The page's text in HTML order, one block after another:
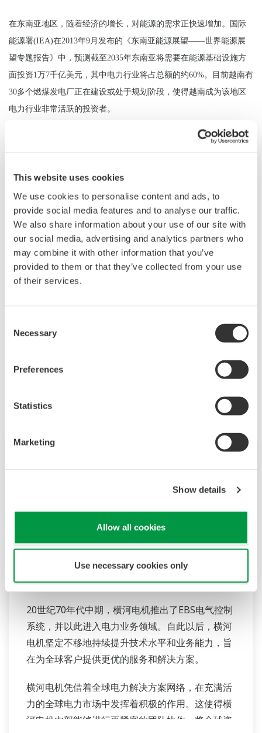
This website uses cookies
We use cookies to personalise content and ads, to
provide social media features and to analyse our traffic.
We also share information about your use of our site with
our social media, advertising and analytics partners who
may combine it with other information that you’ve
provided to them or that they’ve collected from your use
of their services.
Selection
Necessary
Preferences
Statistics
Marketing
Show details
Allow all cookies
Use necessary cookies only
在东南亚地区，随着经济的增长，对能源的需求正快速增加。国际
能源署(IEA)在2013年9月发布的《东南亚能源展望——世界能源展
望专题报告》中，预测截至2035年东南亚将需要在能源基础设施方
面投资1万7千亿美元，其中电力行业将占总额的约60%。目前越南有
30多个燃煤发电厂正在建设或处于规划阶段，使得越南成为该地区
电力行业非常活跃的投资者。
受到此次订单的激励，横河电机计划截至2017财年，在越南等东南
横河电机集团拥有86家公司，业务覆盖56个国家。自从1915年创立
以来，年营业额可达40亿美元的横河电机集团一直致力于技术的研
究与创新。我公司围绕工业自动化与控制(IA)、测试与测量及其他业
务板块开拓业务。尤其在工业自动化领域，横河电机在众多行业中
药、食品加工等。了解更多信息，敬请登录：
电力
20世纪70年代中期，横河电机推出了EBS电气控制
系统，并以此进入电力业务领域。自此以后，横河
电机坚定不移地持续提升技术水平和业务能力，旨
在为全球客户提供更优的服务和解决方案。
横河电机凭借着全球电力解决方案网络，在充满活
力的全球电力市场中发挥着积极的作用。这使得横
河电机内部能够进行更紧密的团队协作，将全球资